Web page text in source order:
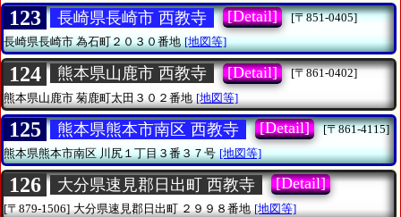
123 長崎県長崎市 西教寺 [Detail]
[〒851-0405]
長崎県長崎市為石町２０３０番地 [地図等]
124 熊本県山鹿市 西教寺 [Detail]
[〒861-0402]
熊本県山鹿市 菊鹿町太田３０２番地 [地図等]
125 熊本県熊本市南区 西教寺 [Detail]
[〒861-4115]
熊本県熊本市南区川尻１丁目３番３７号 [地図等]
126 大分県速見郡日出町 西教寺 [Detail]
[〒879-1506] 大分県速見郡日出町２９９８番地 [地図等]